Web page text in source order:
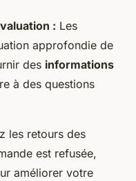
: Les
approfondie de
des informations
à des questions
les retours des
est refusée,
améliorer votre